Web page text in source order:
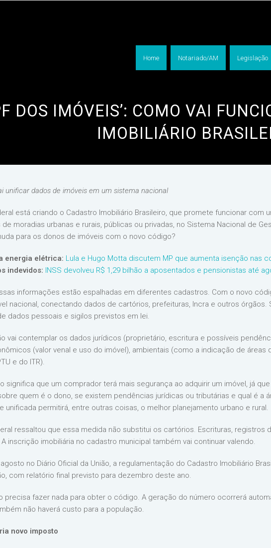
Home Notariado/AM Legislação
DOS IMÓVEIS’: COMO VAI
IMOBILIÁRIO
unificar dados de imóveis em um sistema nacional
está criando o Cadastro Imobiliário Brasileiro, que promete funcionar com
moradias urbanas e rurais, públicas ou privadas, no Sistema Nacional de
para os donos de imóveis com o novo código?
energia elétrica: Lula e Hugo Motta discutem MP que aumenta isenção nas
indevidos: INSS devolveu R$ 1,29 bilhão a aposentados e pensionistas até
informações estão espalhadas em diferentes cadastros. Com o novo
nacional, conectando dados de cartórios, prefeituras, Incra e outros
dados pessoais e sigilos previstos em lei.
vai contemplar os dados jurídicos (proprietário, escritura e possíveis
(valor venal e uso do imóvel), ambientais (como a indicação de
e do ITR).
significa que um comprador terá mais segurança ao adquirir um imóvel, já
quem é o dono, se existem pendências jurídicas ou tributárias e qual é a
unificada permitirá, entre outras coisas, o melhor planejamento urbano e rural.
ressaltou que essa medida não substitui os cartórios. Escrituras,
inscrição imobiliária no cadastro municipal também vai continuar valendo.
no Diário Oficial da União, a regulamentação do Cadastro Imobiliário
com relatório final previsto para dezembro deste ano.
precisa fazer nada para obter o código. A geração do número ocorrerá
não haverá custo para a população.
novo imposto